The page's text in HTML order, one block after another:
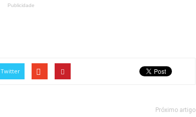
Publicidade
Twitter
Próximo artigo